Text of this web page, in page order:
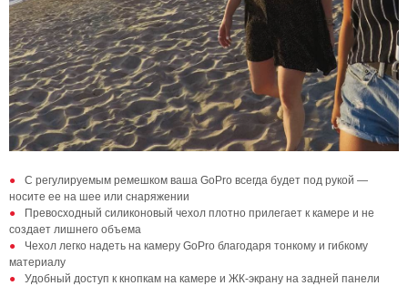
С регулируемым ремешком ваша GoPro всегда будет под рукой —
носите ее на шее или снаряжении
Превосходный силиконовый чехол плотно прилегает к камере и не
создает лишнего объема
Чехол легко надеть на камеру GoPro благодаря тонкому и гибкому
материалу
Удобный доступ к кнопкам на камере и ЖК-экрану на задней панели